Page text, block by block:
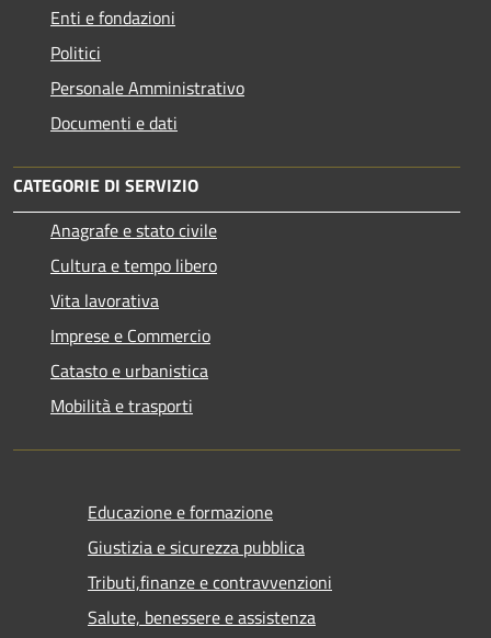
Enti e fondazioni
Politici
Personale Amministrativo
Documenti e dati
CATEGORIE DI SERVIZIO
Anagrafe e stato civile
Cultura e tempo libero
Vita lavorativa
Imprese e Commercio
Catasto e urbanistica
Mobilità e trasporti
Educazione e formazione
Giustizia e sicurezza pubblica
Tributi,finanze e contravvenzioni
Salute, benessere e assistenza